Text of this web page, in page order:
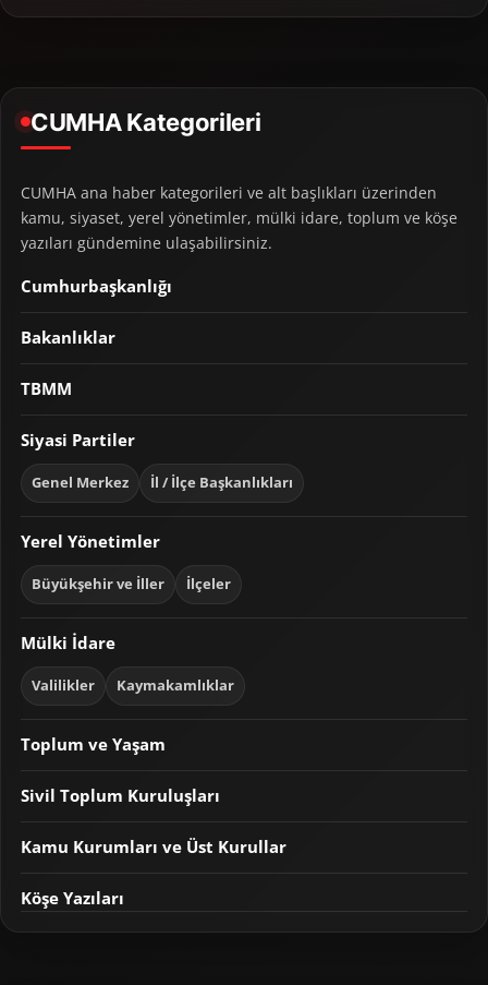
CUMHA Kategorileri
CUMHA ana haber kategorileri ve alt başlıkları üzerinden
kamu, siyaset, yerel yönetimler, mülki idare, toplum ve köşe
yazıları gündemine ulaşabilirsiniz.
Cumhurbaşkanlığı
Bakanlıklar
TBMM
Siyasi Partiler
Genel Merkez İl / İlçe Başkanlıkları
Yerel Yönetimler
Büyükşehir ve İller İlçeler
Mülki İdare
Valilikler Kaymakamlıklar
Toplum ve Yaşam
Sivil Toplum Kuruluşları
Kamu Kurumları ve Üst Kurullar
Köşe Yazıları